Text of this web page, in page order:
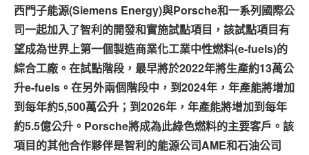
兩輪世界
西門子能源(Siemens Energy)與Porsche和一系列國際公
司一起加入了智利的開發和實施試點項目，該試點項目有
望成為世界上第一個製造商業化工業中性燃料(e-fuels)的
綜合工廠。在試點階段，最早將於2022年將生產約13萬公
升e-fuels。在另外兩個階段中，到2024年，年產能將增加
到每年約5,500萬公升；到2026年，年產能將增加到每年
約5.5億公升。Porsche將成為此綠色燃料的主要客戶。該
項目的其他合作夥伴是智利的能源公司AME和石油公司